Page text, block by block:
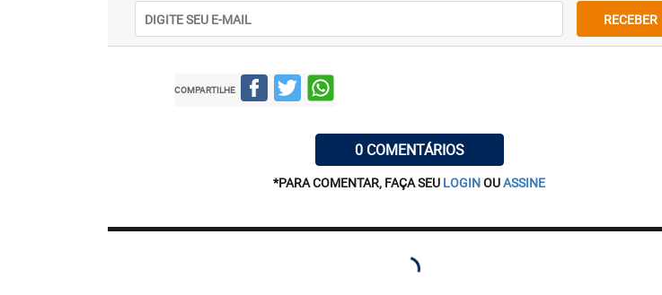
RECEBER
COMPARTILHE
0 COMENTÁRIOS
*PARA COMENTAR, FAÇA SEU LOGINOUASSINE